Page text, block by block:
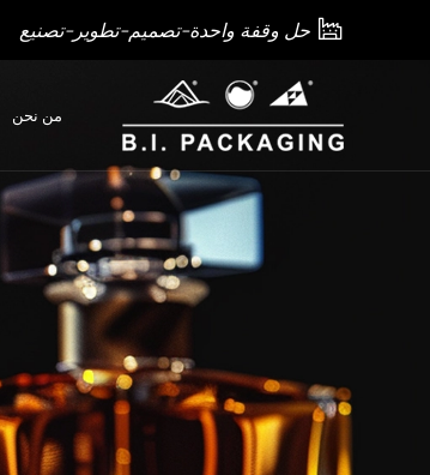
 حل وقفة واحدة-تصميم-تطوير-تصنيع
من نحن